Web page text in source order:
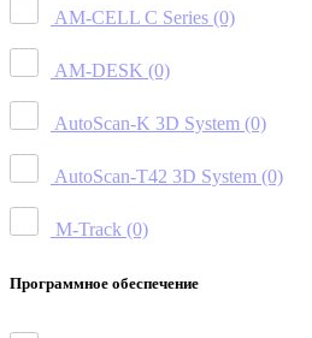
AM-CELL C Series (0)
AM-DESK (0)
AutoScan-K 3D System (0)
AutoScan-T42 3D System (0)
M-Track (0)
Программное обеспечение